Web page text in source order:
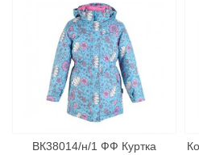
ВК38014/н/1 ФФ Куртка